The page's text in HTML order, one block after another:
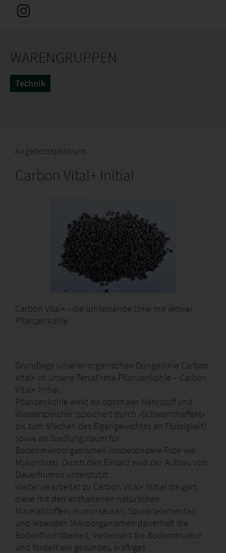
WARENGRUPPEN
Technik
Angebotsspektrum
Carbon Vital+ Initial
Carbon Vital+ - die umfassende Linie mit aktiver
Pflanzenkohle
Grundlage unserer organischen Düngerlinie Carbon
Vital+ ist unsere TerraPreta-Pflanzenkohle – Carbon
Vital+ Initial.
Pflanzenkohle wirkt als optimaler Nährstoff­ und
Wasserspeicher (speichert durch »Schwammeffekt«
bis zum 5­fachen des Eigengewichtes an Flüssigkeit)
sowie als Siedlungsraum für
Bodenmikroorganismen (insbesondere Pilze wie
Mykorrhiza). Durch den Einsatz wird der Aufbau von
Dauerhumus unterstützt.
Weiterverarbeitet zu Carbon Vital+ ­Initial steigert
diese mit den enthaltenen natürlichen
Mineralstoffen, Huminsäuren, Spurenelementen
und lebenden Mikroorganismen dauerhaft die
Bodenfruchtbarkeit, verbessert die Bodenstruktur
und fördert ein gesundes, kräftiges